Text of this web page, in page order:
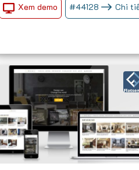
Xem demo
#44128 Chi